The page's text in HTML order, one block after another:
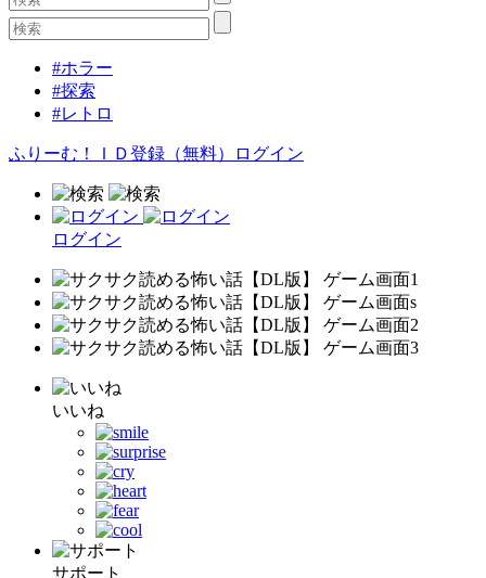
#ホラー
#探索
#レトロ
ふりーむ！ＩＤ登録（無料） ログイン
ログイン
いいね
サポート